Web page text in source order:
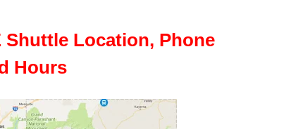
Shuttle Location, Phone
Hours